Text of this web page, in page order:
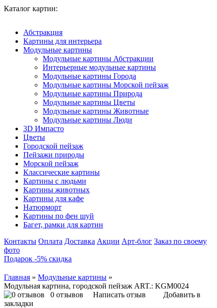
Каталог картин:
Абстракция
Картины для интерьера
Модульные картины
Модульные картины Абстракции
Интерьерные модульные картины
Модульные картины Города
Модульные картины Морской пейзаж
Модульные картины Природа
Модульные картины Цветы
Модульные картины Животные
Модульные картины Люди
3D Импасто
Цветы
Городской пейзаж
Пейзажи природы
Морской пейзаж
Классические картины
Картины с людьми
Картины животных
Картины для кафе
Натюрморт
Картины по фен шуй
Багет, рамки для картин
Контакты Оплата Доставка Акции Арт-блог Заказ по своему
фото
Подарок -5% скидка
Главная » Модульные картины »
Модульная картина, городской пейзаж ART.: KGM0024
0 отзывов
Написать отзыв
Добавить в
закладки